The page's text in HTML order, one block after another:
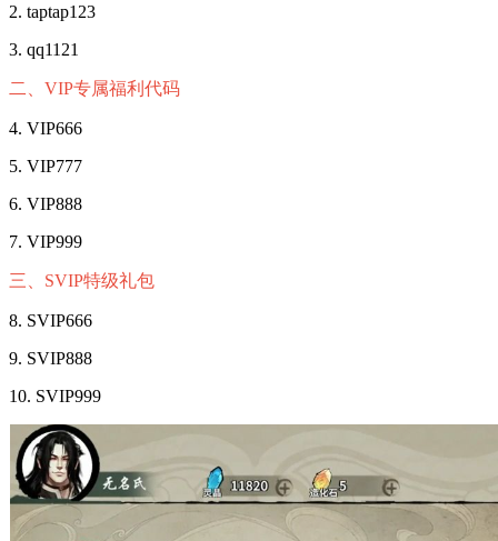
2. taptap123
3. qq1121
二、VIP专属福利代码
4. VIP666
5. VIP777
6. VIP888
7. VIP999
三、SVIP特级礼包
8. SVIP666
9. SVIP888
10. SVIP999